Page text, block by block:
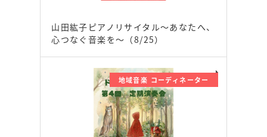
山田紘子ピアノリサイタル～あなたへ、
心つなぐ音楽を～（8/25）
地域音楽 コーディネーター